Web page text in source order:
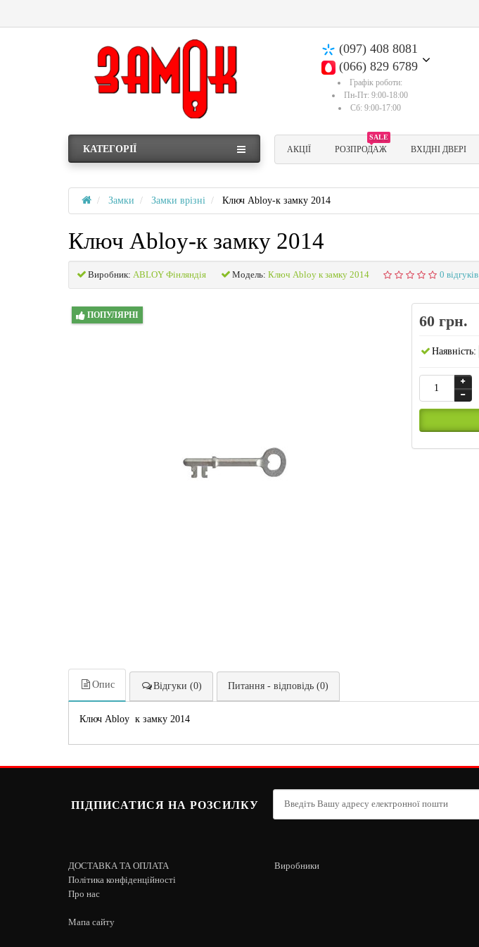
(097) 408 8081
(066) 829 6789
Графік роботи:
Пн-Пт: 9:00-18:00
Сб: 9:00-17:00
КАТЕГОРІЇ АКЦІЇ
SALE
РОЗПРОДАЖ ВХІДНІ ДВЕРІ
Замки Замки врізні Ключ Abloy-к замку 2014
Ключ Abloy-к замку 2014
Виробник: ABLOY Фінляндія Модель: Ключ Abloy к замку 2014 0 відгуків
ПОПУЛЯРНІ 60 грн.
Наявність:
Опис Відгуки (0) Питання - відповідь (0)
Ключ Abloy к замку 2014
ПІДПИСАТИСЯ НА РОЗСИЛКУ
ДОСТАВКА ТА ОПЛАТА
Політика конфіденційності
Про нас
Мапа сайту
Виробники